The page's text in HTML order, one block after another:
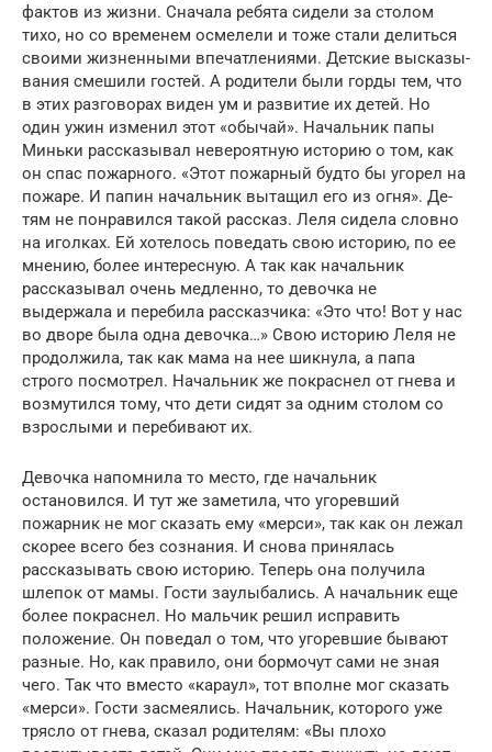
фактов из жизни. Сначала ребята сидели за столом
тихо, но со вре­менем осмелели и тоже стали делиться
своими жизненными впечатлениями. Детские высказы­
вания смешили гостей. А родители были горды тем, что
в этих разговорах виден ум и развитие их детей. Но
один ужин изменил этот «обычай». Начальник папы
Миньки рассказывал неве­роятную историю о том, как
он спас пожарного. «Этот пожарный будто бы угорел на
пожаре. И папин начальник вытащил его из огня». Де­
тям не понравился такой рассказ. Леля сидела словно
на иголках. Ей хотелось поведать свою историю, по ее
мнению, более интересную. А так как начальник
рассказывал очень медленно, то девочка не
выдержала и перебила рассказчика: «Это что! Вот у нас
во дворе была одна девоч­ка…» Свою историю Леля не
продолжила, так как мама на нее шикнула, а папа
строго посмот­рел. Начальник же покраснел от гнева и
возму­тился тому, что дети сидят за одним столом со
взрослыми и перебивают их.
Девочка напомнила то место, где начальник
остановился. И тут же заметила, что угоревший
пожарник не мог сказать ему «мерси», так как он лежал
скорее всего без сознания. И снова при­нялась
рассказывать свою историю. Теперь она получила
шлепок от мамы. Гости заулыбались. А начальник еще
более покраснел. Но мальчик решил исправить
положение. Он поведал о том, что угоревшие бывают
разные. Но, как правило, они бормочут сами не зная
чего. Так что вместо «караул», тот вполне мог сказать
«мерси». Гости засмеялись. Начальник, которого уже
трясло от гнева, сказал родителям: «Вы плохо